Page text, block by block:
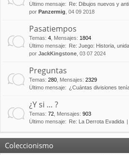
Último mensaje:
Re: Dibujos nuevos y
por Panzermig , 04 09 2018
Pasatiempos
Temas: 4 Mensajes: 1804
Último mensaje:
Re: Juego: Historia,
por JackKingstone , 03 07 2024
Preguntas
Temas: 280 Mensajes: 2329
Último mensaje: ¿Cuántas divisiones
¿Y si … ?
Temas: 72 Mensajes: 903
Último mensaje:
Re: La Derrota Evadida
Coleccionismo